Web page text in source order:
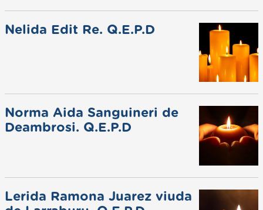
Nelida Edit Re. Q.E.P.D
Norma Aida Sanguineri de
Deambrosi. Q.E.P.D
Lerida Ramona Juarez viuda